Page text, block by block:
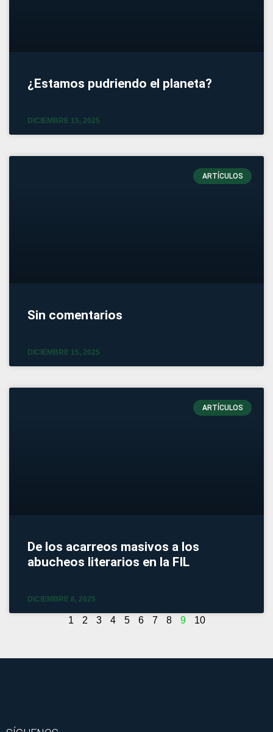
¿Estamos pudriendo el planeta?
DICIEMBRE 15, 2025
ARTÍCULOS
Sin comentarios
DICIEMBRE 15, 2025
ARTÍCULOS
De los acarreos masivos a los
abucheos literarios en la FIL
DICIEMBRE 8, 2025
1 2 3 4 5 6 7 8 9 10